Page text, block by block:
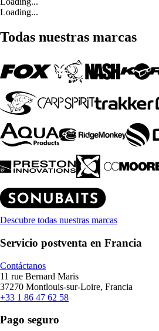
Loading...
Todas nuestras marcas
Descubre todas nuestras marcas
Servicio postventa en Francia
Contáctanos
11 rue Bernard Maris
37270 Montlouis-sur-Loire, Francia
+33 1 86 47 62 58
Pago seguro